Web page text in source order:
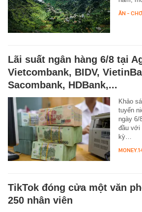
ĂN -
Lãi suất ngân hàng 6/8 tại
Vietcombank, BIDV,
Sacombank, HDBank,...
Khảo
tuyến
ngày 6/
đầu với
kỳ…
TikTok đóng cửa một văn
250 nhân viên